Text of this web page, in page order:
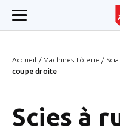
Accueil / Machines tôlerie /
coupe droite
Scies à